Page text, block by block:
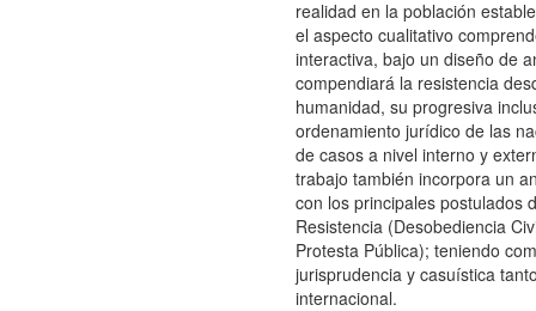
realidad en la población
el aspecto cualitativo
interactiva, bajo un diseño de
compendiará la resistencia
humanidad, su progresiva
ordenamiento jurídico de las
de casos a nivel interno y
trabajo también incorpora un
con los principales postulados
Resistencia (Desobediencia
Protesta Pública); teniendo
jurisprudencia y casuística
internacional.